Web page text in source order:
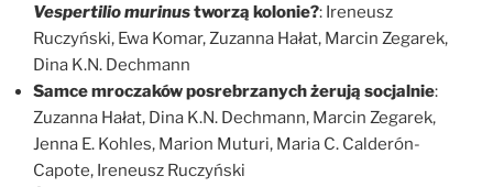
Vespertilio murinustworzą kolonie?: Ireneusz
Ruczyński, Ewa Komar, Zuzanna Hałat, Marcin Zegarek,
Dina K.N. Dechmann
Samce mroczaków posrebrzanych żerują socjalnie:
Zuzanna Hałat, Dina K.N. Dechmann, Marcin Zegarek,
Jenna E. Kohles, Marion Muturi, Maria C. Calderón-
Capote, Ireneusz Ruczyński